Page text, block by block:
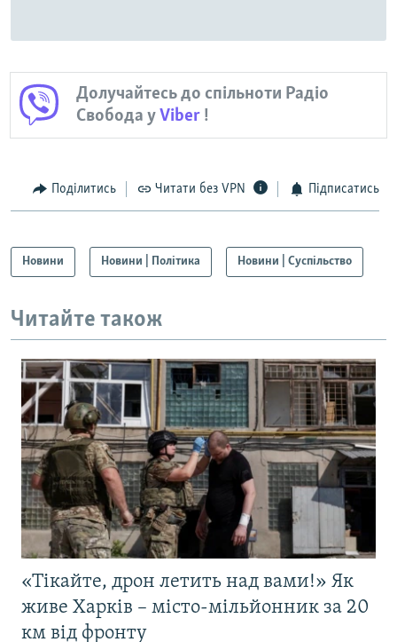
Долучайтесь до спільноти Радіо
Свобода уViber !
Поділитись Читати без VPN Підписатись
Новини Новини | Політика Новини | Суспільство
Читайте також
«Тікайте, дрон летить над вами!» Як
живе Харків – місто-мільйонник за 20
км від фронту